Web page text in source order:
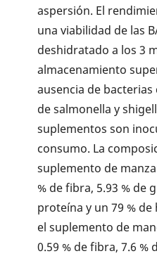
aspersión. El
una viabilidad de las
deshidratado a los 3
almacenamiento
ausencia de
de salmonella y
suplementos son
consumo. La
suplemento de
% de fibra, 5.93 % de
proteína y un 79 %
el suplemento de
0.59 % de fibra, 7.6 %